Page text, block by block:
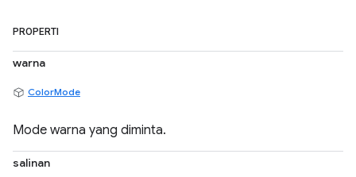
PROPERTI
warna
ColorMode
Mode warna yang diminta.
salinan